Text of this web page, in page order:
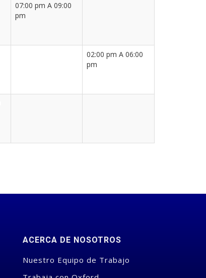
07:00 pm A 09:00
pm
02:00 pm A 06:00
pm
ACERCA DE NOSOTROS
Nuestro Equipo de Trabajo